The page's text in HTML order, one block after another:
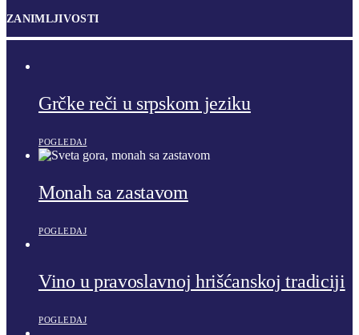
ZANIMLJIVOSTI
Grčke reči u srpskom jeziku
POGLEDAJ
Monah sa zastavom
POGLEDAJ
Vino u pravoslavnoj hrišćanskoj tradiciji
POGLEDAJ